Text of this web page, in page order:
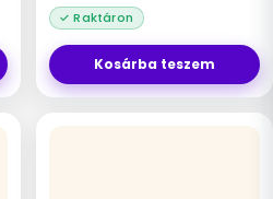
Kosárba teszem